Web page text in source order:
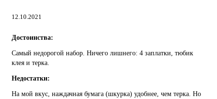
12.10.2021
Достоинства:
Самый недорогой набор. Ничего лишнего: 4 заплатки, тюбик
клея и терка.
Недостатки:
На мой вкус, наждачная бумага (шкурка) удобнее, чем терка. Но